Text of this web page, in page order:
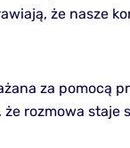
że nasze
za pomocą
rozmowa staje